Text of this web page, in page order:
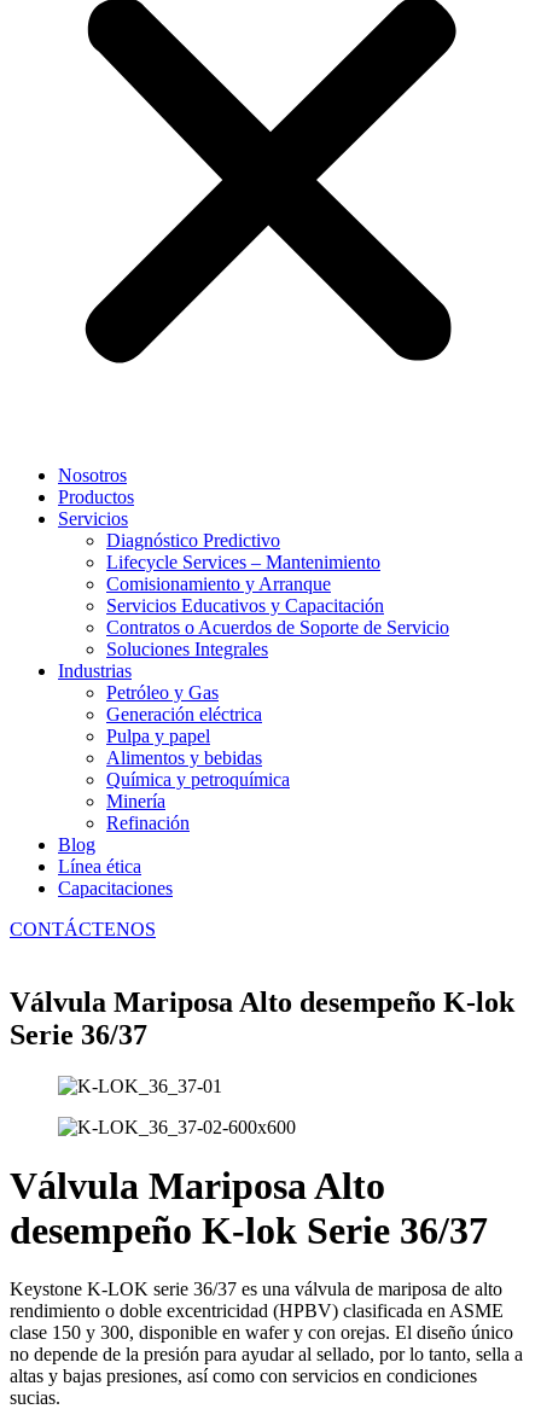
Nosotros
Productos
Servicios
Diagnóstico Predictivo
Lifecycle Services – Mantenimiento
Comisionamiento y Arranque
Servicios Educativos y Capacitación
Contratos o Acuerdos de Soporte de Servicio
Soluciones Integrales
Industrias
Petróleo y Gas
Generación eléctrica
Pulpa y papel
Alimentos y bebidas
Química y petroquímica
Minería
Refinación
Blog
Línea ética
Capacitaciones
CONTÁCTENOS
Válvula Mariposa Alto desempeño K-lok
Serie 36/37
Válvula Mariposa Alto
desempeño K-lok Serie 36/37
Keystone K-LOK serie 36/37 es una válvula de mariposa de alto
rendimiento o doble excentricidad (HPBV) clasificada en ASME
clase 150 y 300, disponible en wafer y con orejas. El diseño único
no depende de la presión para ayudar al sellado, por lo tanto, sella a
altas y bajas presiones, así como con servicios en condiciones
sucias.